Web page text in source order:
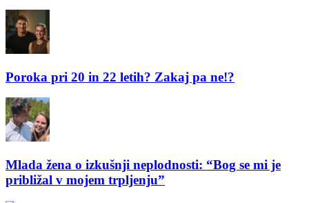
Poroka pri 20 in 22 letih? Zakaj pa ne!?
Mlada žena o izkušnji neplodnosti: “Bog se mi je
približal v mojem trpljenju”